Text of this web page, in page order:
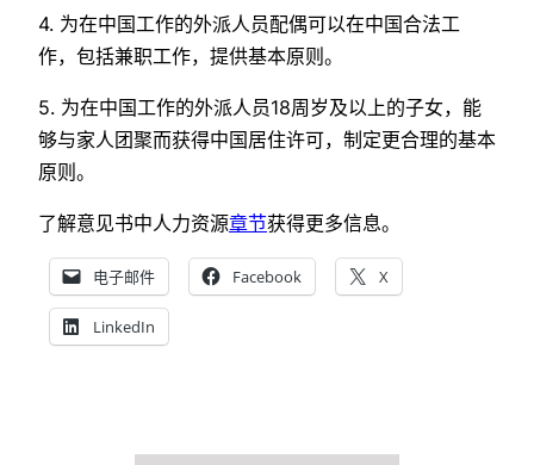
4. 为在中国工作的外派人员配偶可以在中国合法工
作，包括兼职工作，提供基本原则。
5. 为在中国工作的外派人员18周岁及以上的子女，能
够与家人团聚而获得中国居住许可，制定更合理的基本
原则。
了解意见书中人力资源章节获得更多信息。
电子邮件 Facebook X
LinkedIn